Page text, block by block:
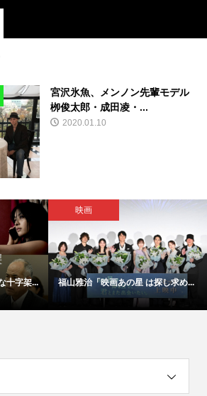
宮沢氷魚、メンノン先輩モデル
栁俊太郎・成田凌・...
2020.01.10
十字架...
映画
福山雅治「映画あの星 は探し求め...